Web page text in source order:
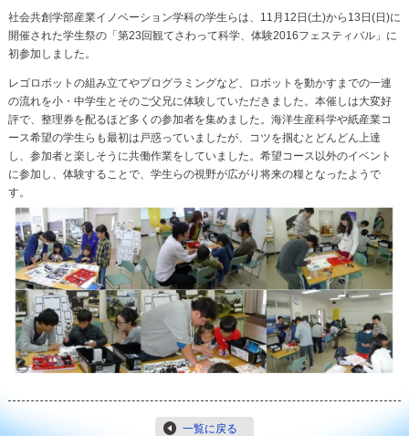
社会共創学部産業イノベーション学科の学生らは、11月12日(土)から13日(日)に
開催された学生祭の「第23回観てさわって科学、体験2016フェスティバル」に
初参加しました。
レゴロボットの組み立てやプログラミングなど、ロボットを動かすまでの一連
の流れを小・中学生とそのご父兄に体験していただきました。本催しは大変好
評で、整理券を配るほど多くの参加者を集めました。海洋生産科学や紙産業コ
ース希望の学生らも最初は戸惑っていましたが、コツを掴むとどんどん上達
し、参加者と楽しそうに共働作業をしていました。希望コース以外のイベント
に参加し、体験することで、学生らの視野が広がり将来の糧となったようで
す。
一覧に戻る